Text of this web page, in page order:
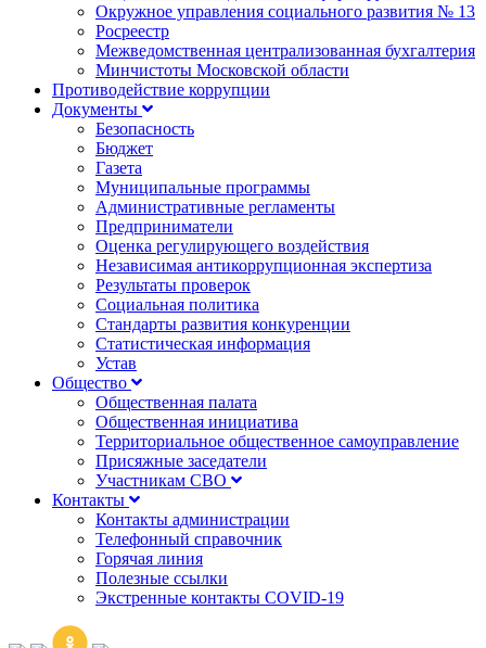
Окружное управления социального развития № 13
Росреестр
Межведомственная централизованная бухгалтерия
Минчистоты Московской области
Противодействие коррупции
Документы
Безопасность
Бюджет
Газета
Муниципальные программы
Административные регламенты
Предприниматели
Оценка регулирующего воздействия
Независимая антикоррупционная экспертиза
Результаты проверок
Социальная политика
Стандарты развития конкуренции
Статистическая информация
Устав
Общество
Общественная палата
Общественная инициатива
Территориальное общественное самоуправление
Присяжные заседатели
Участникам СВО
Контакты
Контакты администрации
Телефонный справочник
Горячая линия
Полезные ссылки
Экстренные контакты COVID-19